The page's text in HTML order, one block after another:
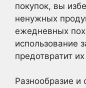
покупок, вы
ненужных
ежедневных
использование
предотвратит
Разнообразие и